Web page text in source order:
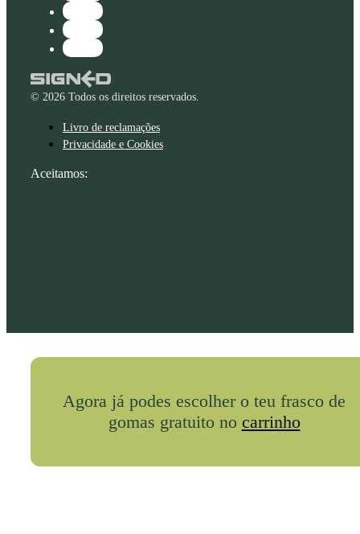
© 2026 Todos os direitos reservados.
Livro de reclamações
Privacidade e Cookies
Aceitamos:
Agora já podes escolher o teu frasco de
gomas gratuito no carrinho